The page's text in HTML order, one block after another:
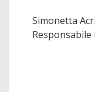
Simonetta Acri
Responsabile